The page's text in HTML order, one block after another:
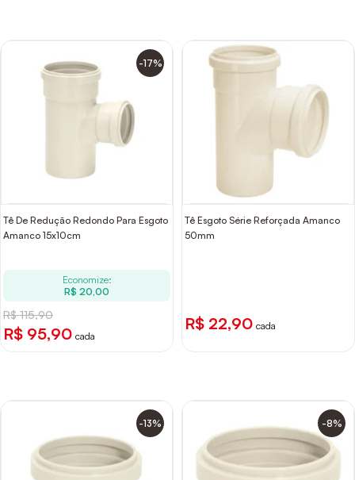
-17%
Tê De Redução Redondo Para Esgoto
Amanco 15x10cm
Economize:
R$ 20,00
R$ 115,90
R$ 95,90 cada
Tê Esgoto Série Reforçada Amanco
50mm
R$ 22,90 cada
-13% -8%